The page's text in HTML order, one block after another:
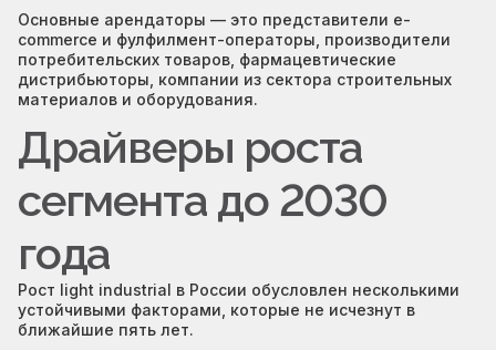
Основные арендаторы — это представители e-
commerce и фулфилмент-операторы, производители
потребительских товаров, фармацевтические
дистрибьюторы, компании из сектора строительных
материалов и оборудования.
Драйверы роста
сегмента до 2030
года
Рост light industrial в России обусловлен несколькими
устойчивыми факторами, которые не исчезнут в
ближайшие пять лет.